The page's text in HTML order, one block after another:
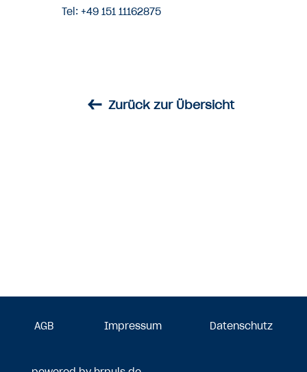
Tel: +49 151 11162875
← Zurück zur Übersicht
AGB Impressum Datenschutz